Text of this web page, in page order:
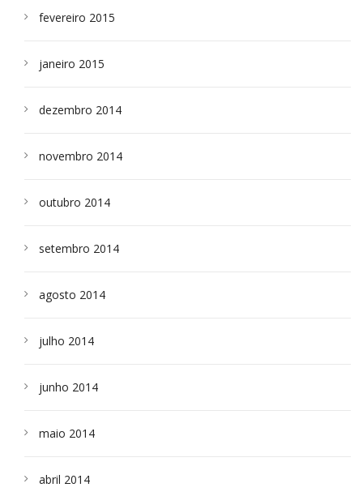
fevereiro 2015
janeiro 2015
dezembro 2014
novembro 2014
outubro 2014
setembro 2014
agosto 2014
julho 2014
junho 2014
maio 2014
abril 2014